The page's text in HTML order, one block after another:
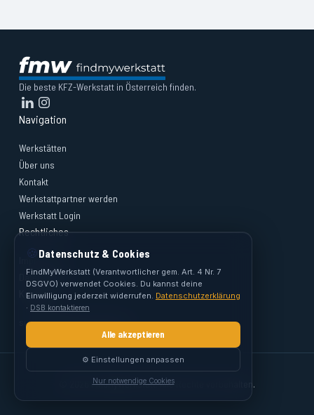
Die beste KFZ-Werkstatt in Österreich finden.
Navigation
Werkstätten
Über uns
Kontakt
Werkstattpartner werden
Werkstatt Login
Rechtliches
Impressum
Datenschutz
Kontakt
support@findmywerkstatt.at
© 2026 FindMyWerkstatt. Alle Rechte vorbehalten.
🍪 Datenschutz & Cookies
FindMyWerkstatt (Verantwortlicher gem. Art. 4 Nr. 7
DSGVO) verwendet Cookies. Du kannst deine
Einwilligung jederzeit widerrufen. Datenschutzerklärung
· DSB kontaktieren
Alle akzeptieren
⚙️ Einstellungen anpassen
Nur notwendige Cookies